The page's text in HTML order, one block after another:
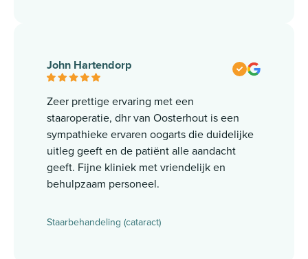
John Hartendorp
Zeer prettige ervaring met een
staaroperatie, dhr van Oosterhout is een
sympathieke ervaren oogarts die duidelijke
uitleg geeft en de patiënt alle aandacht
geeft. Fijne kliniek met vriendelijk en
behulpzaam personeel.
Staarbehandeling (cataract)